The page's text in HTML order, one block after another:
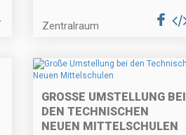
Zentralraum
GROSSE UMSTELLUNG BEI D
EN TECHNISCHEN N
EUEN MITTELSCHULEN